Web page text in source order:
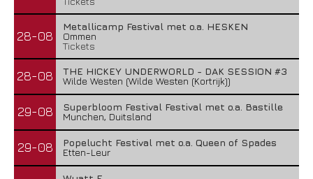
28-08
Metallicamp Festival met o.a. HESKEN
Ommen
Tickets
28-08
THE HICKEY UNDERWORLD - DAK SESSION #3
Wilde Westen (Wilde Westen (Kortrijk))
29-08
Superbloom Festival Festival met o.a. Bastille
Munchen, Duitsland
29-08
Popelucht Festival met o.a. Queen of Spades
Etten-Leur